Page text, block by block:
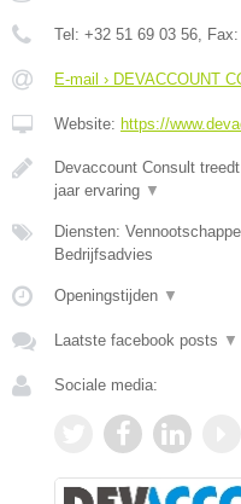
Tel: +32 51 69 03 56, Fax:
E-mail › DEVACCOUNT
Website: https://
Devaccount Consult
jaar ervaring ▼
Diensten:
Bedrijfsadvies
Openingstijden ▼
Laatste facebook posts ▼
Sociale media: